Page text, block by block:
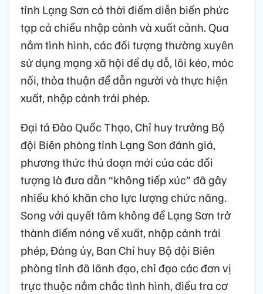
tỉnh Lạng Sơn có thời điểm diễn biến phức
tạp cả chiều nhập cảnh và xuất cảnh. Qua
nắm tình hình, các đối tượng thường xuyên
sử dụng mạng xã hội để dụ dỗ, lôi kéo, móc
nối, thỏa thuận để dẫn người và thực hiện
xuất, nhập cảnh trái phép.
Đại tá Đào Quốc Thạo, Chỉ huy trưởng Bộ
đội Biên phòng tỉnh Lạng Sơn đánh giá,
phương thức thủ đoạn mới của các đối
tượng là đưa dẫn “không tiếp xúc” đã gây
nhiều khó khăn cho lực lượng chức năng.
Song với quyết tâm không để Lạng Sơn trở
thành điểm nóng về xuất, nhập cảnh trái
phép, Đảng ủy, Ban Chỉ huy Bộ đội Biên
phòng tỉnh đã lãnh đạo, chỉ đạo các đơn vị
trực thuộc nắm chắc tình hình, điều tra cơ